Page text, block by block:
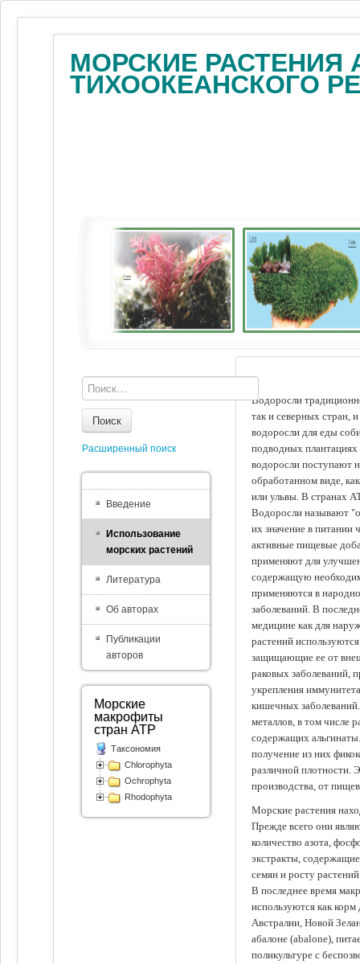
МОРСКИЕ РАСТЕНИЯ
ТИХООКЕАНСКОГО
Водоросли
так и северных стран,
водоросли для еды
подводных
водоросли поступают
обработанном виде,
или ульвы. В странах
Водоросли называют
их значение в питании
активные пищевые
применяют для
содержащую
применяются в
заболеваний. В
медицине как для
растений
защищающие ее от
раковых заболеваний,
укрепления
кишечных
металлов, в том числе
содержащих
получение из них
различной плотности.
производства, от
Морские растения
Прежде всего они
количество азота,
экстракты,
семян и росту
В последнее время
используются как
Австралии, Новой
абалоне (abalone),
поликультуре с
Поиск
Расширенный поиск
Введение
Использование
морских растений
Литература
Об авторах
Публикации
авторов
Морские
макрофиты
стран АТР
Таксономия
Chlorophyta
Ochrophyta
Rhodophyta